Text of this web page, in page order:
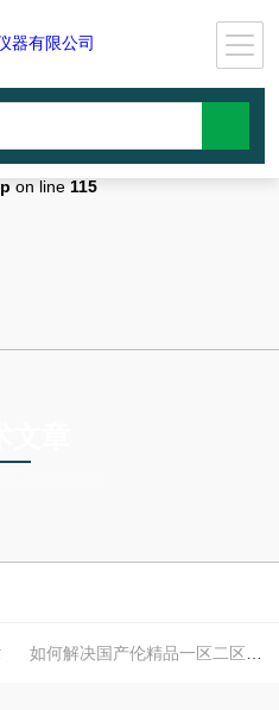
device in
wwyjgs.com/cache/f0/87a3b/
or directory in
on line 115
如何解决国产伦精品一区二区三区妓女的常见故障